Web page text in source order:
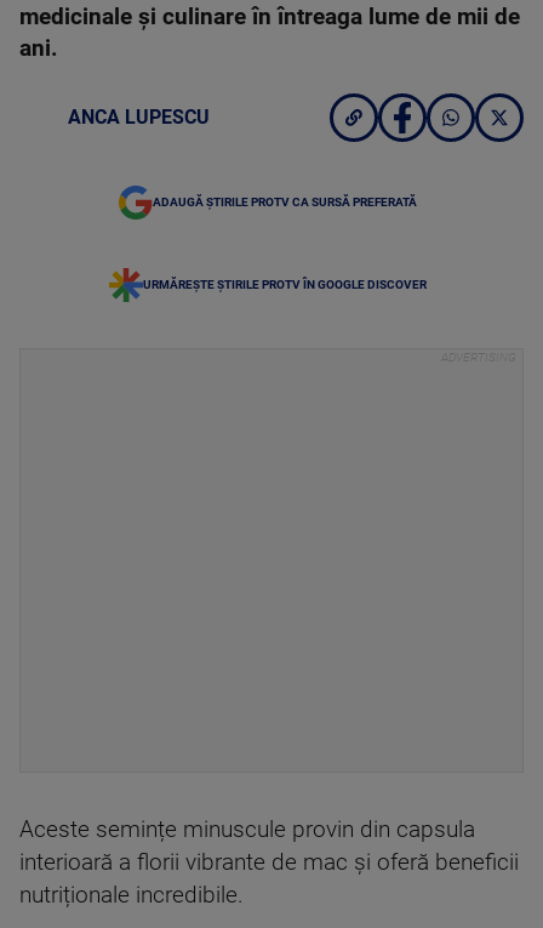
medicinale și culinare în întreaga lume de mii de
ani.
ANCA LUPESCU
ADAUGĂ ȘTIRILE PROTV CA SURSĂ PREFERATĂ
URMĂREȘTE ȘTIRILE PROTV ÎN GOOGLE DISCOVER
Aceste semințe minuscule provin din capsula
interioară a florii vibrante de mac și oferă beneficii
nutriționale incredibile.